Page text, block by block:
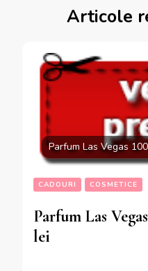
Articole
Parfum Las Vegas
CADOURI COSMETICE
Parfum Las
lei